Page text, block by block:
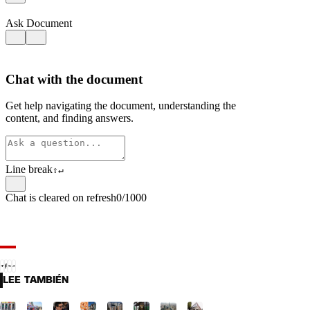
LEE TAMBIÉN